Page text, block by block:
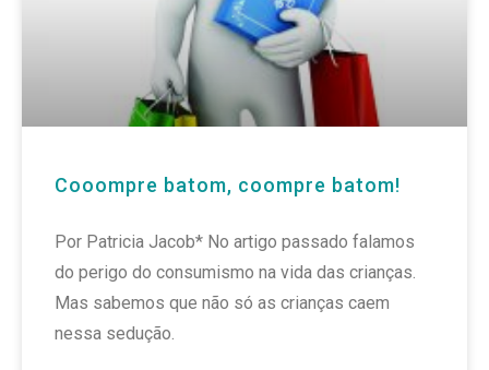
Cooompre batom, coompre batom!
Por Patricia Jacob* No artigo passado falamos
do perigo do consumismo na vida das crianças.
Mas sabemos que não só as crianças caem
nessa sedução.